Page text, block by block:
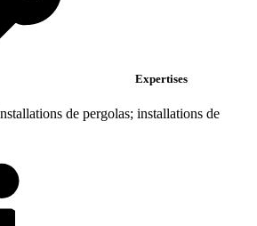
Expertises
de pergolas; installations de